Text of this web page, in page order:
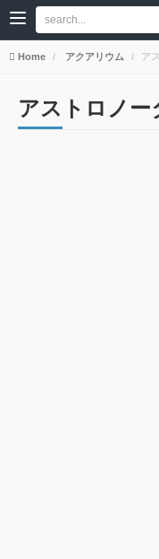
Home アクアリウム ア
アストロノー